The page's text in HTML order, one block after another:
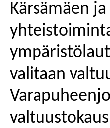
Kärsämäen
valitaan